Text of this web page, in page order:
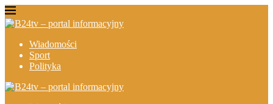
Wiadomości
Sport
Polityka